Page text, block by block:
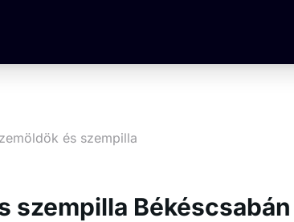
és szempilla
szempilla Békéscsabán